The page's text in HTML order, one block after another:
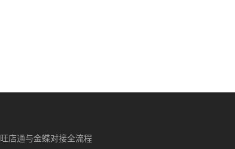
旺店通与金蝶对接全流程